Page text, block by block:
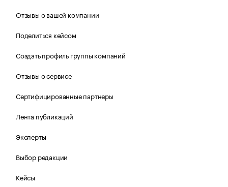
Отзывы о вашей компании
Поделиться кейсом
Создать профиль группы компаний
Отзывы о сервисе
Сертифицированные партнеры
Лента публикаций
Эксперты
Выбор редакции
Кейсы